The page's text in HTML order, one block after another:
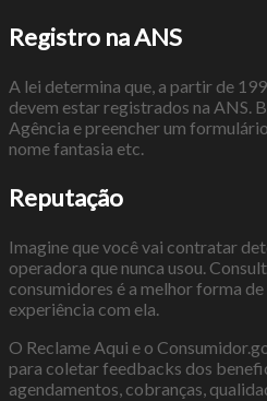
Registro na ANS
A lei determina que, a partir de
devem estar registrados na ANS.
Agência e preencher um
nome fantasia etc.
Reputação
Imagine que você vai contratar
operadora que nunca usou.
consumidores é a melhor forma
experiência com ela.
O Reclame Aqui e o
para coletar feedbacks dos
agendamentos, cobranças,